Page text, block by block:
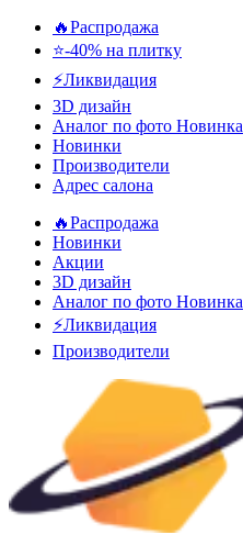
🔥Распродажа
⭐-40% на плитку
⚡️Ликвидация
3D дизайн
Аналог по фото Новинка
Новинки
Производители
Адрес салона
🔥Распродажа
Новинки
Акции
3D дизайн
Аналог по фото Новинка
⚡Ликвидация
Производители